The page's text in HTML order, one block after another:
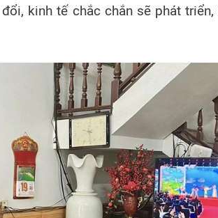
kinh tế chắc chắn sẽ phát